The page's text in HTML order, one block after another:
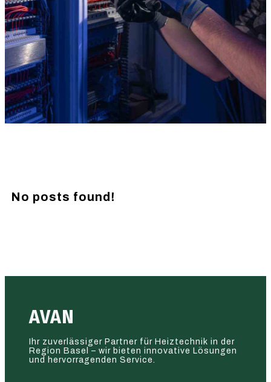
No posts found!
AVAN
Ihr zuverlässiger Partner für Heiztechnik in der
Region Basel – wir bieten innovative Lösungen
und hervorragenden Service.